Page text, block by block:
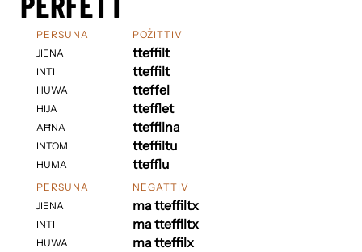
PERSUNA
JIENA
INTI
HUWA
HIJA
AĦNA
INTOM
HUMA
POŻITTIV
tteffilt
tteffilt
tteffel
ttefflet
tteffilna
tteffiltu
ttefflu
PERSUNA
JIENA
INTI
HUWA
NEGATTIV
ma tteffiltx
ma tteffiltx
ma tteffilx